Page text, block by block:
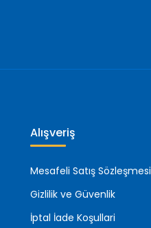
Alışveriş
Mesafeli Satış Sözleşmesi
Gizlilik ve Güvenlik
İptal İade Koşullari